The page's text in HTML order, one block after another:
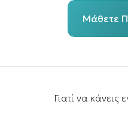
Μάθετε
Γιατί να κάνεις